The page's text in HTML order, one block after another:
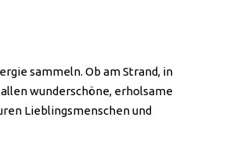
sammeln. Ob am Strand, in
wunderschöne, erholsame
Lieblingsmenschen und